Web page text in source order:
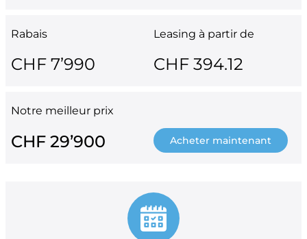
Rabais
CHF 7’990
Leasing à partir de
CHF 394.12
Notre meilleur prix
CHF 29’900 Acheter maintenant